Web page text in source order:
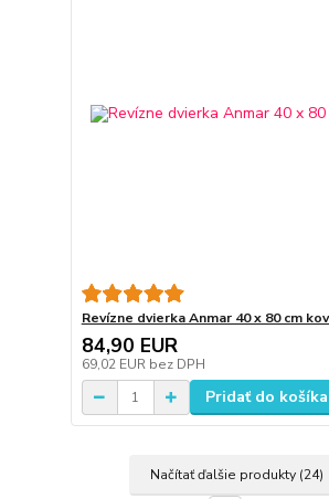
Revízne dvierka Anmar 40 x 80 cm
84,90 EUR
69,02 EUR bez DPH
Pridať do košíka
Načítať ďalšie produkty (24)